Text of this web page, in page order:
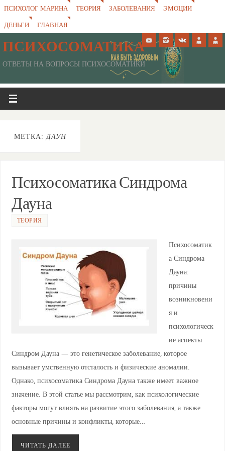
ПСИХОЛОГ МАРИНА ТЕОРИЯ ЗАБОЛЕВАНИЯ
ЭМОЦИИ
ДЕНЬГИ
ГЛАВНАЯ
ПСИХОСОМАТИКА
ОТВЕТЫ НА ВОПРОСЫ ПСИХОСОМАТИКИ
МЕТКА:ДАУН
Психосоматика Синдрома
Дауна
ТЕОРИЯ
Психосоматик
а Синдрома
Дауна:
причины
возникновени
я и
психологическ
ие аспекты
Синдром Дауна — это генетическое заболевание, которое
вызывает умственную отсталость и физические аномалии.
Однако, психосоматика Синдрома Дауна также имеет важное
значение. В этой статье мы рассмотрим, как психологические
факторы могут влиять на развитие этого заболевания, а также
основные причины и конфликты, которые…
ЧИТАТЬ ДАЛЕЕ